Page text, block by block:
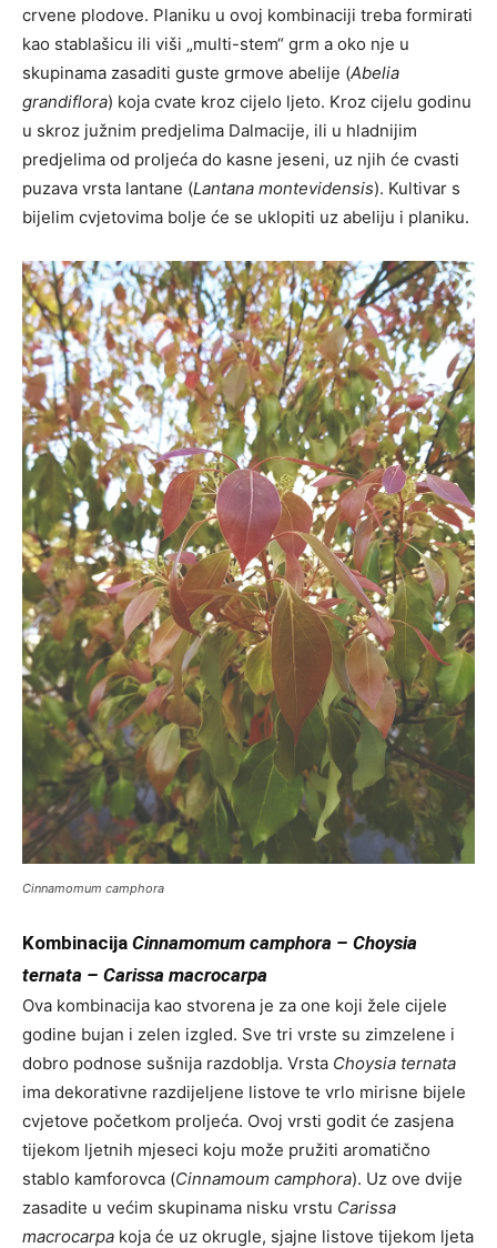
crvene plodove. Planiku u ovoj kombinaciji treba formirati
kao stablašicu ili viši „multi-stem“ grm a oko nje u
skupinama zasaditi guste grmove abelije (Abelia
grandiflora) koja cvate kroz cijelo ljeto. Kroz cijelu godinu
u skroz južnim predjelima Dalmacije, ili u hladnijim
predjelima od proljeća do kasne jeseni, uz njih će cvasti
puzava vrsta lantane (Lantana montevidensis). Kultivar s
bijelim cvjetovima bolje će se uklopiti uz abeliju i planiku.
Cinnamomum camphora
Kombinacija Cinnamomum camphora – Choysia
ternata – Carissa macrocarpa
Ova kombinacija kao stvorena je za one koji žele cijele
godine bujan i zelen izgled. Sve tri vrste su zimzelene i
dobro podnose sušnija razdoblja. Vrsta Choysia ternata
ima dekorativne razdijeljene listove te vrlo mirisne bijele
cvjetove početkom proljeća. Ovoj vrsti godit će zasjena
tijekom ljetnih mjeseci koju može pružiti aromatično
stablo kamforovca (Cinnamoum camphora). Uz ove dvije
zasadite u većim skupinama nisku vrstu Carissa
macrocarpa koja će uz okrugle, sjajne listove tijekom ljeta